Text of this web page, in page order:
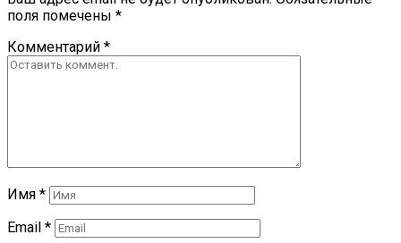
поля помечены *
Комментарий *
Имя *
Email *